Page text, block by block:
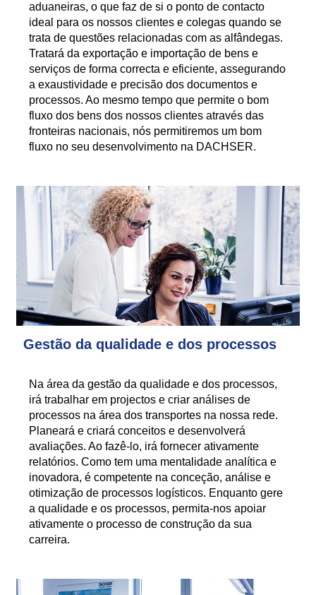
aduaneiras, o que faz de si o ponto de contacto
ideal para os nossos clientes e colegas quando se
trata de questões relacionadas com as alfândegas.
Tratará da exportação e importação de bens e
serviços de forma correcta e eficiente, assegurando
a exaustividade e precisão dos documentos e
processos. Ao mesmo tempo que permite o bom
fluxo dos bens dos nossos clientes através das
fronteiras nacionais, nós permitiremos um bom
fluxo no seu desenvolvimento na DACHSER.
Gestão da qualidade e dos processos
Na área da gestão da qualidade e dos processos,
irá trabalhar em projectos e criar análises de
processos na área dos transportes na nossa rede.
Planeará e criará conceitos e desenvolverá
avaliações. Ao fazê-lo, irá fornecer ativamente
relatórios. Como tem uma mentalidade analítica e
inovadora, é competente na conceção, análise e
otimização de processos logísticos. Enquanto gere
a qualidade e os processos, permita-nos apoiar
ativamente o processo de construção da sua
carreira.